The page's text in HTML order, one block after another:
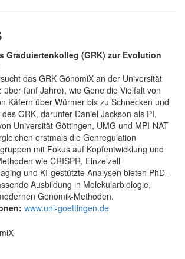
Graduiertenkolleg (GRK) zur Evolution
das GRK GönomiX an der Universität
über fünf Jahre), wie Gene die Vielfalt von
Käfern über Würmer bis zu Schnecken und
GRK, darunter Daniel Jackson als PI,
Universität Göttingen, UMG und MPI-NAT
erstmals die Genregulation
mit Fokus auf Kopfentwicklung und
wie CRISPR, Einzelzell-
und KI-gestützte Analysen bieten PhD-
Ausbildung in Molekularbiologie,
Genomik-Methoden.
www.uni-goettingen.de